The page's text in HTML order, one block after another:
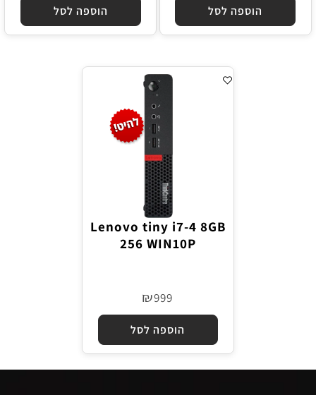
הוספה לסל הוספה לסל
Lenovo tiny i7-4 8GB
256 WIN10P
₪999
הוספה לסל